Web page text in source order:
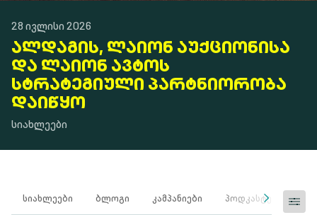
28 ივლისი 2026
ᲐᲚᲓᲐᲒᲘᲡ, ᲚᲐᲘᲝᲜ ᲐᲣᲥᲪᲘᲝᲜᲘᲡᲐ
ᲓᲐ ᲚᲐᲘᲝᲜ ᲐᲕᲢᲝᲡ
ᲡᲢᲠᲐᲢᲔᲒᲘᲣᲚᲘ ᲞᲐᲠᲢᲜᲘᲝᲠᲝᲑᲐ
ᲓᲐᲘᲬᲧᲝ
სიახლეები
სიახლეები ბლოგი კამპანიები პოდკასტები